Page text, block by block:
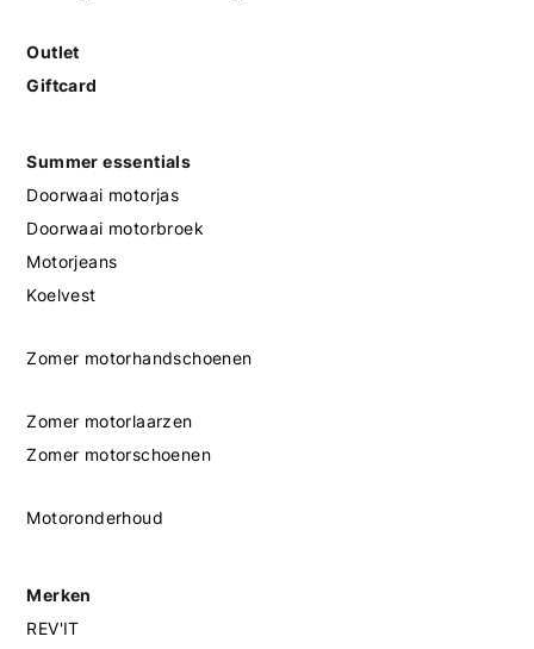
Outlet
Giftcard
Summer essentials
Doorwaai motorjas
Doorwaai motorbroek
Motorjeans
Koelvest
Zomer motorhandschoenen
Zomer motorlaarzen
Zomer motorschoenen
Motoronderhoud
Merken
REV'IT